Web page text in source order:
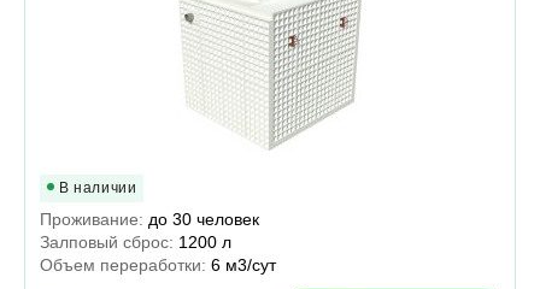
В наличии
Проживание: до 30 человек
Залповый сброс: 1200 л
Объем переработки: 6 м3/сут